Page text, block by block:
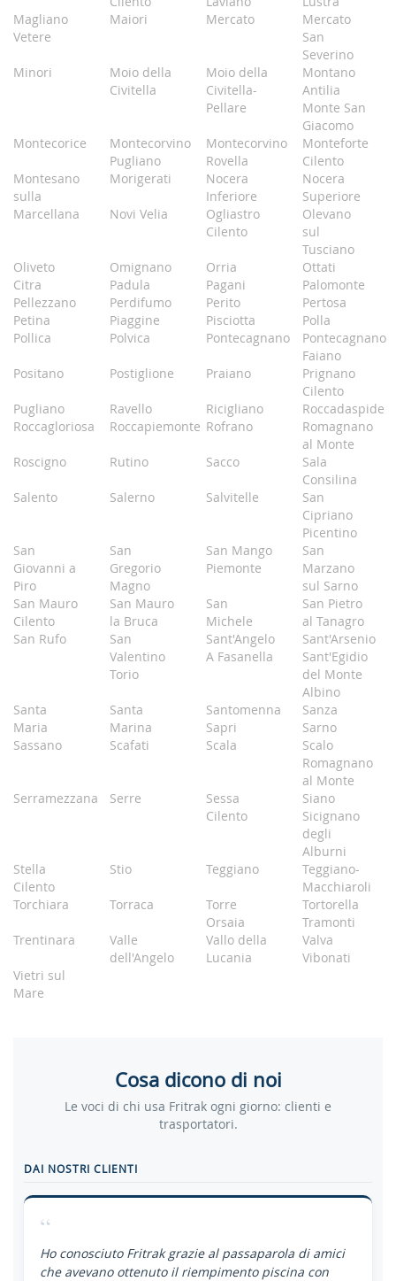
Magliano
Vetere
Maiori Mercato
Mercato
San
Severino
Minori
Moio della
Civitella
Moio della
Civitella-
Pellare
Montano
Antilia
Monte San
Giacomo
Montecorice
Montecorvino
Pugliano
Montecorvino
Rovella
Monteforte
Cilento
Montesano
sulla
Marcellana
Morigerati
Nocera
Inferiore
Nocera
Superiore
Novi Velia
Ogliastro
Cilento
Olevano
sul
Tusciano
Oliveto
Citra
Omignano Orria
Ottati
Padula
Pagani
Palomonte
Pellezzano
Perdifumo Perito
Pertosa
Petina
Piaggine Pisciotta
Polla
Pollica
Polvica Pontecagnano
Pontecagnano
Faiano
Positano
Postiglione Praiano
Prignano
Cilento
Pugliano
Ravello Ricigliano
Roccadaspide
Roccagloriosa
Roccapiemonte Rofrano
Romagnano
al Monte
Roscigno
Rutino Sacco
Sala
Consilina
Salento
Salerno Salvitelle
San
Cipriano
Picentino
San
Giovanni a
Piro
San
Gregorio
Magno
San Mango
Piemonte
San
Marzano
sul Sarno
San Mauro
Cilento
San Mauro
la Bruca
San
Michele
San Pietro
al Tanagro
San Rufo
San
Valentino
Torio
Sant'Angelo
A Fasanella
Sant'Arsenio
Sant'Egidio
del Monte
Albino
Santa
Maria
Santa
Marina
Santomenna
Sanza
Sapri
Sarno
Sassano
Scafati Scala
Scalo
Romagnano
al Monte
Serramezzana
Serre
Sessa
Cilento
Siano
Sicignano
degli
Alburni
Stella
Cilento
Stio Teggiano
Teggiano-
Macchiaroli
Torchiara
Torraca
Torre
Orsaia
Tortorella
Tramonti
Trentinara
Valle
dell'Angelo
Vallo della
Lucania
Valva
Vibonati
Vietri sul
Mare
Cosa dicono di noi
Le voci di chi usa Fritrak ogni giorno: clienti e
trasportatori.
DAI NOSTRI CLIENTI
“
Ho conosciuto Fritrak grazie al passaparola di amici
che avevano ottenuto il riempimento piscina con